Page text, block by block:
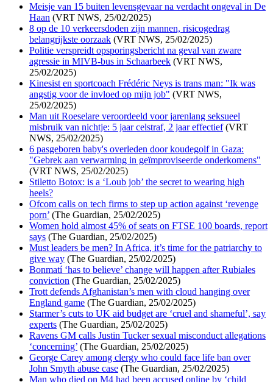
Meisje van 15 buiten levensgevaar na verdacht ongeval in De
Haan (VRT NWS, 25/02/2025)
8 op de 10 verkeersdoden zijn mannen, risicogedrag
belangrijkste oorzaak (VRT NWS, 25/02/2025)
Politie verspreidt opsporingsbericht na geval van zware
agressie in MIVB-bus in Schaarbeek (VRT NWS,
25/02/2025)
Kinesist en sportcoach Frédéric Neys is trans man: "Ik was
angstig voor de invloed op mijn job" (VRT NWS,
25/02/2025)
Man uit Roeselare veroordeeld voor jarenlang seksueel
misbruik van nichtje: 5 jaar celstraf, 2 jaar effectief(VRT
NWS, 25/02/2025)
6 pasgeboren baby's overleden door koudegolf in Gaza:
"Gebrek aan verwarming in geïmproviseerde onderkomens"
(VRT NWS, 25/02/2025)
Stiletto Botox: is a ‘Loub job’ the secret to wearing high
heels?
Ofcom calls on tech firms to step up action against ‘revenge
porn’ (The Guardian, 25/02/2025)
Women hold almost 45% of seats on FTSE 100 boards, report
says (The Guardian, 25/02/2025)
Must leaders be men? In Africa, it’s time for the patriarchy to
give way (The Guardian, 25/02/2025)
Bonmatí ‘has to believe’ change will happen after Rubiales
conviction (The Guardian, 25/02/2025)
Trott defends Afghanistan’s men with cloud hanging over
England game (The Guardian, 25/02/2025)
Starmer’s cuts to UK aid budget are ‘cruel and shameful’, say
experts (The Guardian, 25/02/2025)
Ravens GM calls Justin Tucker sexual misconduct allegations
‘concerning’ (The Guardian, 25/02/2025)
George Carey among clergy who could face life ban over
John Smyth abuse case (The Guardian, 25/02/2025)
Man who died on M4 had been accused online by ‘child